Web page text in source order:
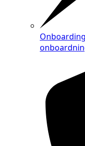
Onboarding